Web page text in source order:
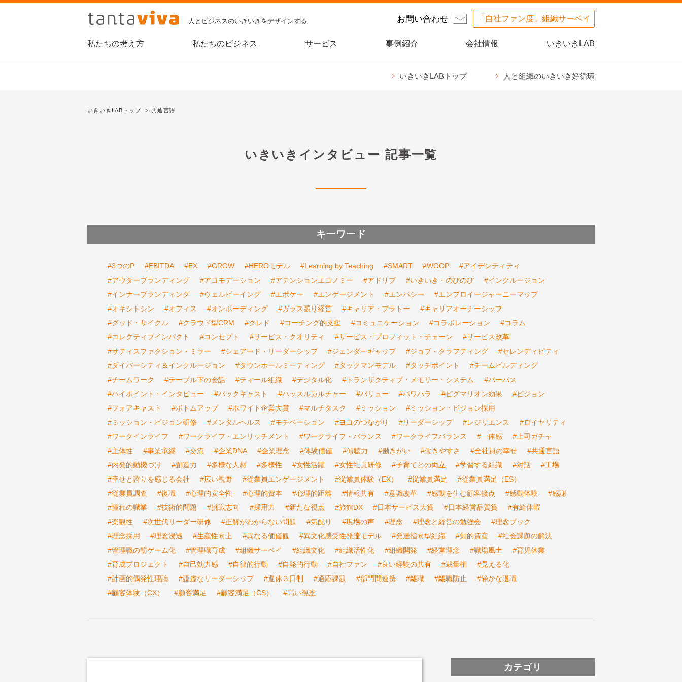
人とビジネスのいきいきをデザインする お問い合わせ 「自社ファン度」組織サーベイ
私たちの考え方 私たちのビジネス サービス 事例紹介 会社情報 いきいきLAB
いきいきLABトップ 人と組織のいきいき好循環
いきいきLABトップ 共通言語
いきいきインタビュー 記事一覧
キーワード
#3つのP #EBITDA #EX #GROW #HEROモデル #Learning by Teaching #SMART #WOOP
#アイデンティティ
#アウターブランディング
#アコモデーション #アテンションエコノミー #アドリブ #いきいき・のびのび
#インクルージョン
#インナーブランディング
#ウェルビーイング #エポケー #エンゲージメント #エンパシー
#エンプロイージャーニーマップ
#オキシトシン
#オフィス #オンボーディング #ガラス張り経営 #キャリア・プラトー
#キャリアオーナーシップ
#グッド・サイクル
#クラウド型CRM #クレド #コーチング的支援 #コミュニケーション #コラボレーション
#コラム
#コレクティブインパクト
#コンセプト #サービス・クオリティ #サービス・プロフィット・チェーン
#サービス改革
#サティスファクション・ミラー
#シェアード・リーダーシップ #ジェンダーギャップ #ジョブ・クラフティング
#セレンディピティ
#ダイバーシティ＆インクルージョン
#タウンホールミーティング #タックマンモデル #タッチポイント
#チームビルディング
#チームワーク
#テーブル下の会話 #ティール組織 #デジタル化 #トランザクティブ・メモリー・システム
#パーパス
#ハイポイント・インタビュー
#バックキャスト #ハッスルカルチャー #バリュー #パワハラ #ピグマリオン効果
#ビジョン
#フォアキャスト
#ボトムアップ #ホワイト企業大賞 #マルチタスク #ミッション
#ミッション・ビジョン採用
#ミッション・ビジョン研修
#メンタルヘルス #モチベーション #ヨコのつながり #リーダーシップ #レジリエンス
#ロイヤリティ
#ワークインライフ
#ワークライフ・エンリッチメント #ワークライフ・バランス #ワークライフバランス #一体感
#上司ガチャ
#主体性
#事業承継 #交流 #企業DNA #企業理念 #体験価値 #傾聴力 #働きがい #働きやすさ #全社員の幸せ
#共通言語
#内発的動機づけ
#創造力 #多様な人材 #多様性 #女性活躍 #女性社員研修 #子育てとの両立 #学習する組織 #対話
#工場
#幸せと誇りを感じる会社
#広い視野 #従業員エンゲージメント #従業員体験（EX） #従業員満足
#従業員満足（ES）
#従業員調査
#復職 #心理的安全性 #心理的資本 #心理的距離 #情報共有 #意識改革 #感動を生む顧客接点 #感動体験
#感謝
#憧れの職業
#技術的問題 #挑戦志向 #採用力 #新たな視点 #旅館DX #日本サービス大賞 #日本経営品質賞
#有給休暇
#楽観性
#次世代リーダー研修 #正解がわからない問題 #気配り #現場の声 #理念 #理念と経営の勉強会
#理念ブック
#理念採用
#理念浸透 #生産性向上 #異なる価値観 #異文化感受性発達モデル #発達指向型組織 #知的資産
#社会課題の解決
#管理職の罰ゲーム化
#管理職育成 #組織サーベイ #組織文化 #組織活性化 #組織開発 #経営理念 #職場風土
#育児休業
#育成プロジェクト
#自己効力感 #自律的行動 #自発的行動 #自社ファン #良い経験の共有 #裁量権
#見える化
#計画的偶発性理論
#謙虚なリーダーシップ #週休３日制 #適応課題 #部門間連携 #離職 #離職防止
#静かな退職
#顧客体験（CX）
#顧客満足 #顧客満足（CS） #高い視座
カテゴリ